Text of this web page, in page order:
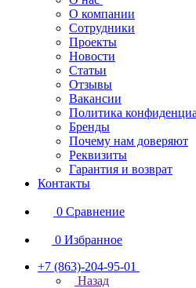
О компании
Сотрудники
Проекты
Новости
Статьи
Отзывы
Вакансии
Политика
Бренды
Почему нам доверяют
Реквизиты
Гарантия и возврат
Контакты
0 Сравнение
0 Избранное
+7 (863)-204-95-01
Назад